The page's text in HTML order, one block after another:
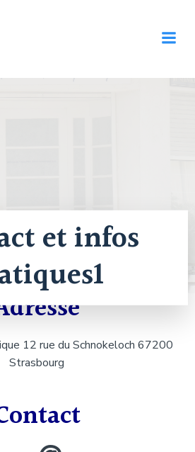
et infos
12 rue du Schnokeloch 67200
Strasbourg